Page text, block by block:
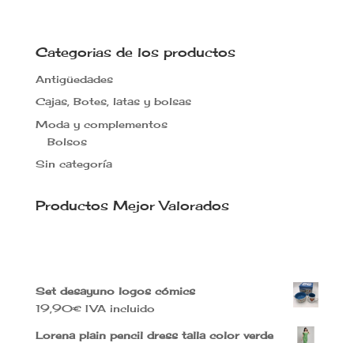
65,00€.
Categorias de los productos
Antigüedades
Cajas, Botes, latas y bolsas
Moda y complementos
Bolsos
Sin categoría
Productos Mejor Valorados
Set desayuno logos cómics
19,90€ IVA incluido
Lorena plain pencil dress talla color verde